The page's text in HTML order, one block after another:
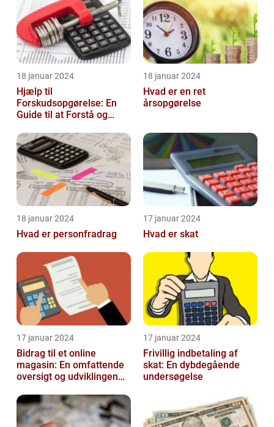
18 januar 2024
Hjælp til
Forskudsopgørelse: En
Guide til at Forstå og
18 januar 2024
Hvad er en ret
årsopgørelse
18 januar 2024
Hvad er personfradrag
17 januar 2024
Hvad er skat
17 januar 2024
Bidrag til et online
magasin: En omfattende
oversigt og udviklingen
17 januar 2024
Frivillig indbetaling af
skat: En dybdegående
undersøgelse